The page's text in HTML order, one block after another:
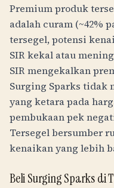
Premium produk
adalah curam (~42%
tersegel, potensi
SIR kekal atau
SIR mengekalkan
Surging Sparks tidak
yang ketara pada
pembukaan pek
Tersegel bersumber
kenaikan yang lebih
Beli Surging Sparks di